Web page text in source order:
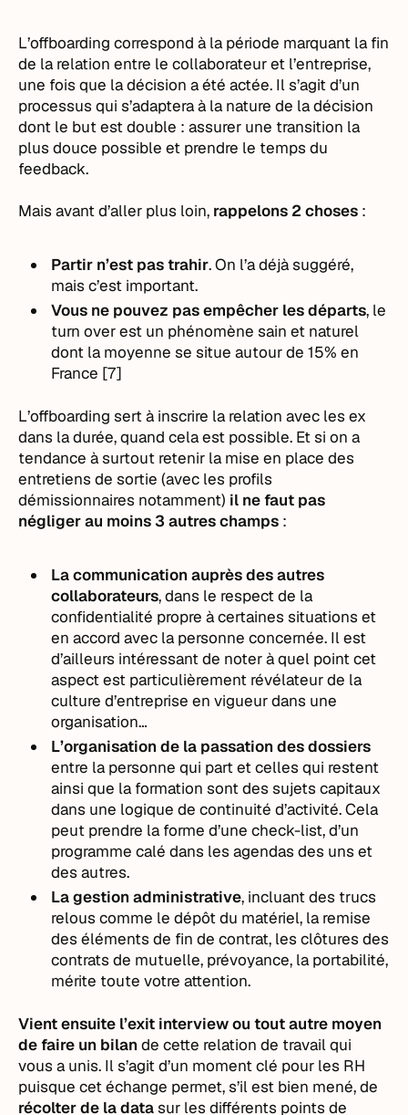
L’offboarding correspond à la période marquant la fin
de la relation entre le collaborateur et l’entreprise,
une fois que la décision a été actée. Il s’agit d’un
processus qui s’adaptera à la nature de la décision
dont le but est double : assurer une transition la
plus douce possible et prendre le temps du
feedback.
Mais avant d’aller plus loin, rappelons 2 choses :
Partir n’est pas trahir. On l’a déjà suggéré,
mais c’est important.
Vous ne pouvez pas empêcher les départs, le
turn over est un phénomène sain et naturel
dont la moyenne se situe autour de 15% en
France [7]
L’offboarding sert à inscrire la relation avec les ex
dans la durée, quand cela est possible. Et si on a
tendance à surtout retenir la mise en place des
entretiens de sortie (avec les profils
démissionnaires notamment) il ne faut pas
négliger au moins 3 autres champs :
La communication auprès des autres
collaborateurs, dans le respect de la
confidentialité propre à certaines situations et
en accord avec la personne concernée. Il est
d’ailleurs intéressant de noter à quel point cet
aspect est particulièrement révélateur de la
culture d’entreprise en vigueur dans une
organisation…
L’organisation de la passation des dossiers
entre la personne qui part et celles qui restent
ainsi que la formation sont des sujets capitaux
dans une logique de continuité d’activité. Cela
peut prendre la forme d’une check-list, d’un
programme calé dans les agendas des uns et
des autres.
La gestion administrative, incluant des trucs
relous comme le dépôt du matériel, la remise
des éléments de fin de contrat, les clôtures des
contrats de mutuelle, prévoyance, la portabilité,
mérite toute votre attention.
Vient ensuite l’exit interview ou tout autre moyen
de faire un bilan de cette relation de travail qui
vous a unis. Il s’agit d’un moment clé pour les RH
puisque cet échange permet, s’il est bien mené, de
récolter de la datasur les différents points de